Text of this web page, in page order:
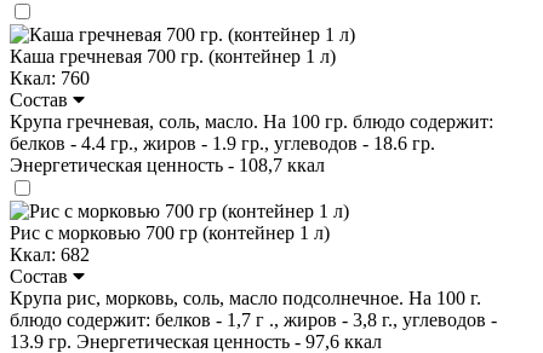
Каша гречневая 700 гр. (контейнер 1 л)
Ккал: 760
Состав
Крупа гречневая, соль, масло. На 100 гр. блюдо содержит:
белков - 4.4 гр., жиров - 1.9 гр., углеводов - 18.6 гр.
Энергетическая ценность - 108,7 ккал
Рис с морковью 700 гр (контейнер 1 л)
Ккал: 682
Состав
Крупа рис, морковь, соль, масло подсолнечное. На 100 г.
блюдо содержит: белков - 1,7 г ., жиров - 3,8 г., углеводов -
13.9 гр. Энергетическая ценность - 97,6 ккал